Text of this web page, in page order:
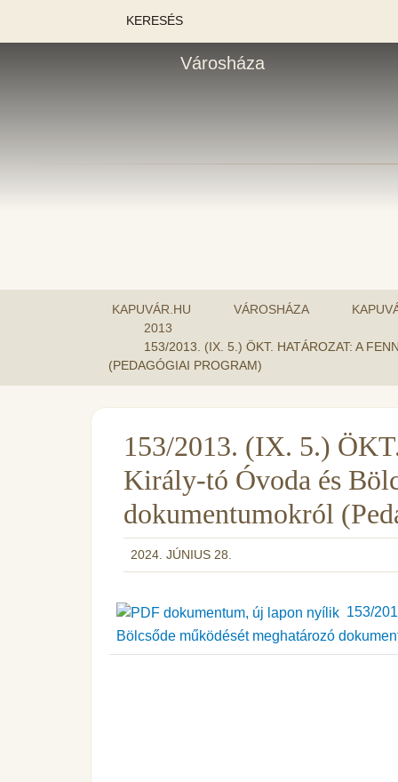
KERESÉS
Városháza
KAPUVÁR.HU VÁROSHÁZA
2013
153/2013. (IX. 5.) ÖKT. HATÁROZAT: A
(PEDAGÓGIAI PROGRAM)
153/2013. (IX. 5.)
Király-tó Óvoda és
dokumentumokról
2024. JÚNIUS 28.
153/
Bölcsőde működését meghatározó